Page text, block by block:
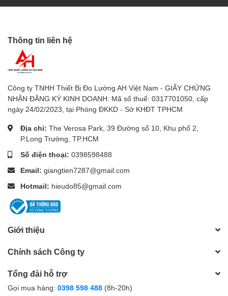
Thông tin liên hệ
Công ty TNHH Thiết Bị Đo Lường AH Việt Nam - GIẤY CHỨNG
NHẬN ĐĂNG KÝ KINH DOANH: Mã số thuế: 0317701050, cấp
ngày 24/02/2023, tại Phòng ĐKKD - Sở KHĐT TPHCM
Địa chỉ: The Verosa Park, 39 Đường số 10, Khu phố 2,
P.Long Trường, TP.HCM
Số điện thoại: 0398598488
Email: giangtien7287@gmail.com
Hotmail: hieudo85@gmail.com
Giới thiệu
Chính sách Công ty
Tổng đài hỗ trợ
Gọi mua hàng: 0398 598 488 (8h-20h)